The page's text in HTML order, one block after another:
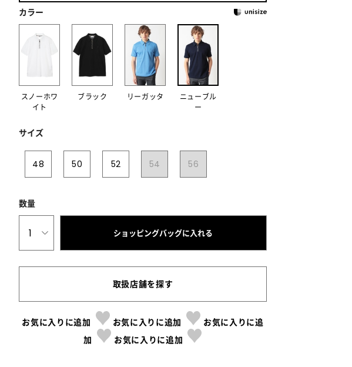
カラー
スノーホワ
イト
ブラック リーガッタ
ニューブル
ー
サイズ
48 50 52 54 56
数量
1 ショッピングバッグに入れる
取扱店舗を探す
お気に入りに追加 お気に入りに追加
お気に入りに追
加
お気に入りに追加